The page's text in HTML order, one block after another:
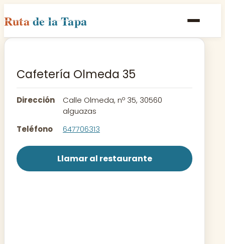
Rutade la Tapa
Inicio
Rutas
Contacto
Cafetería Olmeda 35
Dirección
Calle Olmeda, nº 35, 30560
alguazas
Teléfono
647706313
Llamar al restaurante